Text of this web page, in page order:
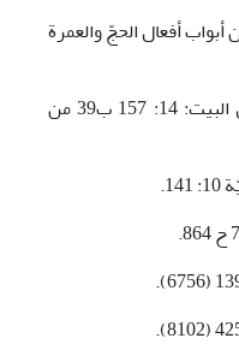
1200، 1201 ب155 من أبواب أفعال الحجّ والعمرة
. وسائل الشيعة، ط. مؤسّسة آل البيت: 14: 157 ب39 من